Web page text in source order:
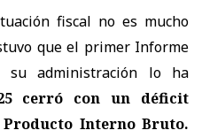
fiscal no es mucho
que el primer Informe
su administración lo ha
cerró con un déficit
Interno Bruto.